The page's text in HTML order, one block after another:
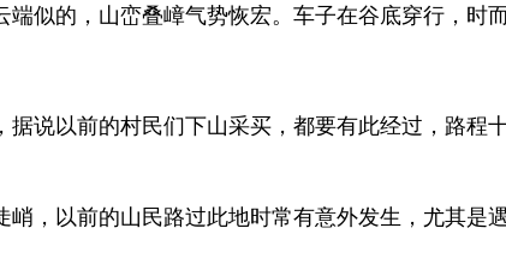
似的，山峦叠嶂气势恢宏。车子在谷底穿行，时
说以前的村民们下山采买，都要有此经过，路程
，以前的山民路过此地时常有意外发生，尤其是